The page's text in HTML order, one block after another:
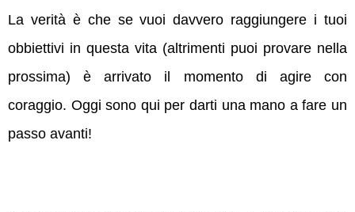
La verità è che se vuoi davvero raggiungere i tuoi
obbiettivi in questa vita (altrimenti puoi provare nella
prossima) è arrivato il momento di agire con
coraggio. Oggi sono qui per darti una mano a fare un
passo avanti!